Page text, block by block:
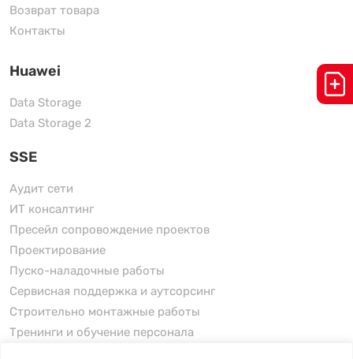
Возврат товара
Контакты
Huawei
Data Storage
Data Storage 2
SSE
Аудит сети
ИТ консалтинг
Пресейл сопровождение проектов
Проектирование
Пуско-наладочные работы
Сервисная поддержка и аутсорсинг
Строительно монтажные работы
Тренинги и обучение персонала